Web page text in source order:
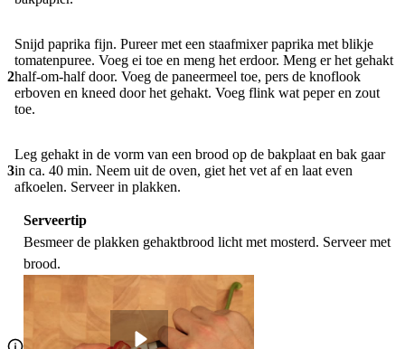
2
Snijd paprika fijn. Pureer met een staafmixer paprika met blikje
tomatenpuree. Voeg ei toe en meng het erdoor. Meng er het gehakt
half-om-half door. Voeg de paneermeel toe, pers de knoflook
erboven en kneed door het gehakt. Voeg flink wat peper en zout
toe.
3
Leg gehakt in de vorm van een brood op de bakplaat en bak gaar
in ca. 40 min. Neem uit de oven, giet het vet af en laat even
afkoelen. Serveer in plakken.
Serveertip
Besmeer de plakken gehaktbrood licht met mosterd. Serveer met
brood.